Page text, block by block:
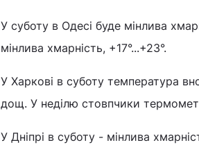
У суботу в Одесі буде мінлива
мінлива хмарність, +17°...+23°.
У Харкові в суботу температура
дощ. У неділю стовпчики
У Дніпрі в суботу - мінлива